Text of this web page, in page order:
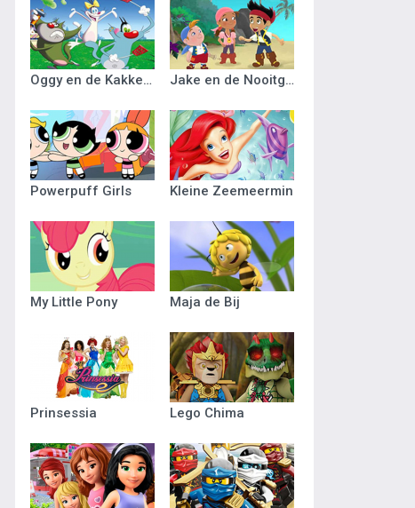
Oggy en de Kakkerlakken Jake en de Nooitgedacht Piraten
Powerpuff Girls Kleine Zeemeermin
My Little Pony Maja de Bij
Prinsessia Lego Chima